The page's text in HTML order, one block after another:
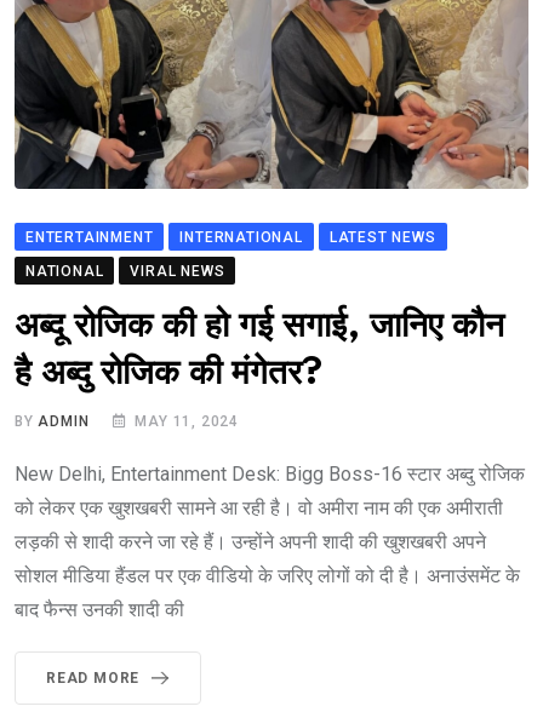
ENTERTAINMENT INTERNATIONAL
LATEST NEWS
NATIONAL
VIRAL NEWS
अब्दू रोजिक की हो गई सगाई, जानिए कौन
है अब्दु रोजिक की मंगेतर?
BYADMIN MAY 11, 2024
New Delhi, Entertainment Desk: Bigg Boss-16 स्टार अब्दु रोजिक
को लेकर एक खुशखबरी सामने आ रही है। वो अमीरा नाम की एक अमीराती
लड़की से शादी करने जा रहे हैं। उन्होंने अपनी शादी की खुशखबरी अपने
सोशल मीडिया हैंडल पर एक वीडियो के जरिए लोगों को दी है। अनाउंसमेंट के
बाद फैन्स उनकी शादी की
READ MORE